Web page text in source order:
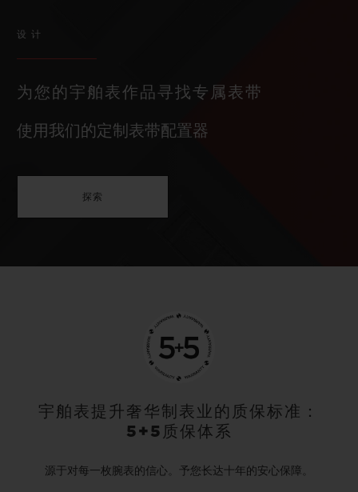
设计
为您的宇舶表作品寻找专属表带
使用我们的定制表带配置器
探索
宇舶表提升奢华制表业的质保标准：
5+5质保体系
源于对每一枚腕表的信心。予您长达十年的安心保障。